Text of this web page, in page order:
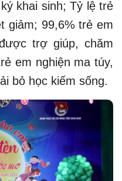
khai sinh; Tỷ lệ trẻ
giảm; 99,6% trẻ em
trợ giúp, chăm
em nghiện ma túy,
bỏ học kiếm sống.